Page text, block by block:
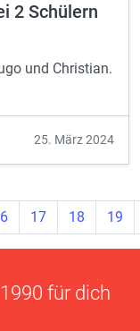
2 Schülern
und Christian.
25. März 2024
17 18 19
für dich